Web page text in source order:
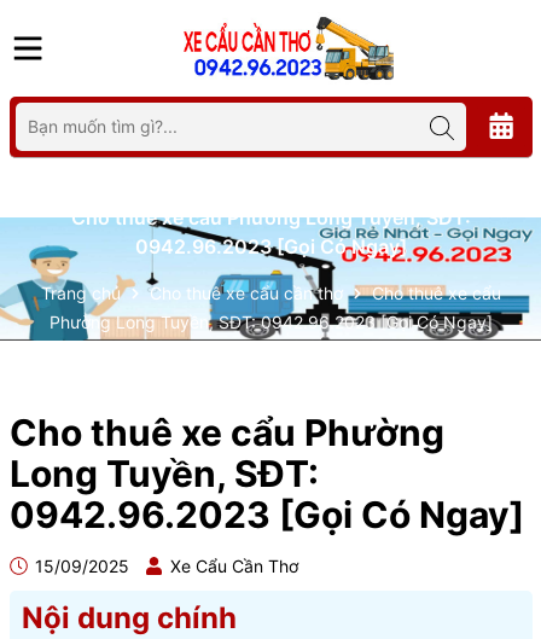
Cho thuê xe cẩu Phường Long Tuyền, SĐT:
0942.96.2023 [Gọi Có Ngay]
Trang chủ Cho thuê xe cẩu cần thơ
Cho thuê xe cẩu
Phường Long Tuyền, SĐT: 0942.96.2023 [Gọi Có Ngay]
Cho thuê xe cẩu Phường
Long Tuyền, SĐT:
0942.96.2023 [Gọi Có Ngay]
15/09/2025 Xe Cẩu Cần Thơ
Nội dung chính